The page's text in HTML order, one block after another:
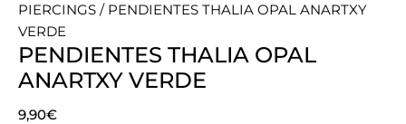
PIERCINGS / PENDIENTES THALIA OPAL ANARTXY
VERDE
PENDIENTES THALIA OPAL
ANARTXY VERDE
9,90€